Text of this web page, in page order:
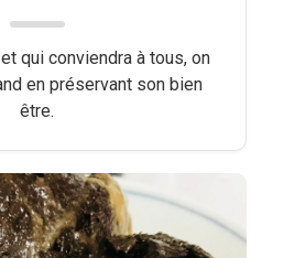
(UE)
qui conviendra à tous, on
en préservant son bien
être.